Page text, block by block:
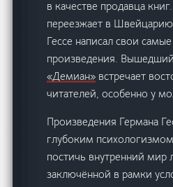
в качестве продавца
переезжает в
Гессе написал свои
произведения. Вышедший
«Демиан» встречает
читателей, особенно у
Произведения Германа
глубоким
постичь внутренний мир
заключённой в рамки